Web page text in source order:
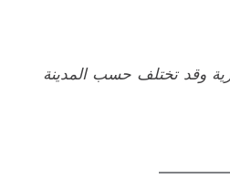
وقد تختلف حسب المدينة